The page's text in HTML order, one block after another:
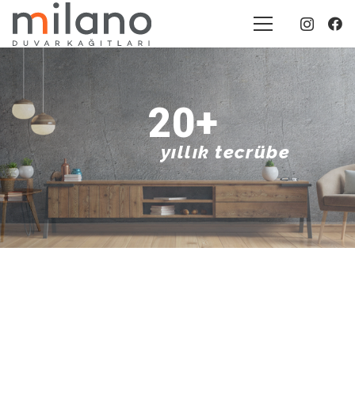
20+
yıllık tecrübe